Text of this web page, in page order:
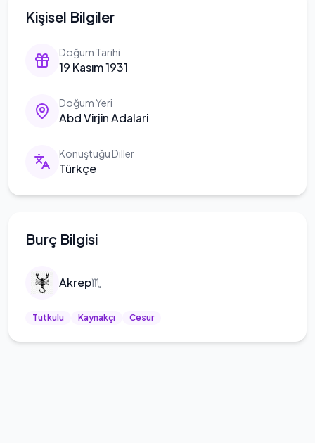
Kişisel Bilgiler
Doğum Tarihi
19 Kasım 1931
Doğum Yeri
Abd Virjin Adalari
Konuştuğu Diller
Türkçe
Burç Bilgisi
Akrep♏
Tutkulu Kaynakçı Cesur